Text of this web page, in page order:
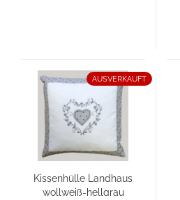
AUSVERKAUFT
Kissenhülle Landhaus
wollweiß-hellgrau